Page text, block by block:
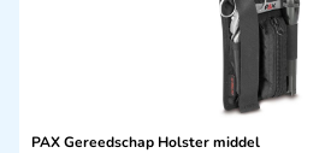
PAX Gereedschap Holster middel